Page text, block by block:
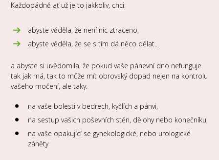
Každopádně ať už je to jakkoliv, chci:
abyste věděla, že není nic ztraceno,
abyste věděla, že se s tím dá něco dělat...
a abyste si uvědomila, že pokud vaše pánevní dno nefunguje
tak jak má, tak to může mít obrovský dopad nejen na kontrolu
vašeho močení, ale taky:
na vaše bolesti v bedrech, kyčlích a pánvi,
na sestup vašich poševních stěn, dělohy nebo konečníku,
na vaše opakující se gynekologické, nebo urologické
záněty